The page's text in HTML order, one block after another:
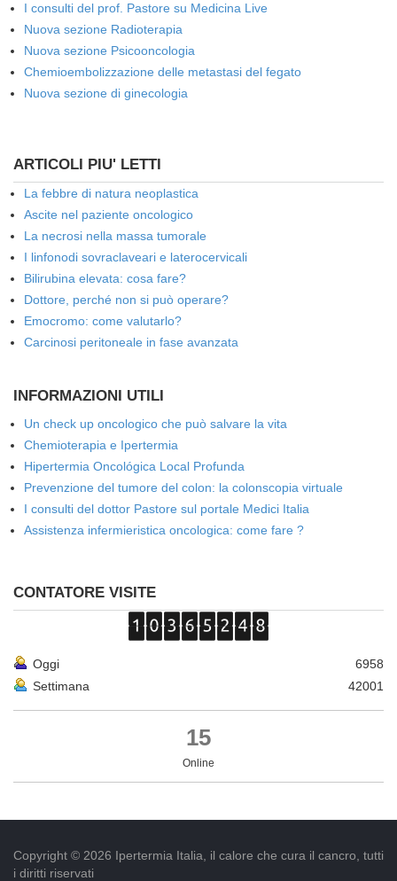
I consulti del prof. Pastore su Medicina Live
Nuova sezione Radioterapia
Nuova sezione Psicooncologia
Chemioembolizzazione delle metastasi del fegato
Nuova sezione di ginecologia
ARTICOLI PIU' LETTI
La febbre di natura neoplastica
Ascite nel paziente oncologico
La necrosi nella massa tumorale
I linfonodi sovraclaveari e laterocervicali
Bilirubina elevata: cosa fare?
Dottore, perché non si può operare?
Emocromo: come valutarlo?
Carcinosi peritoneale in fase avanzata
INFORMAZIONI UTILI
Un check up oncologico che può salvare la vita
Chemioterapia e Ipertermia
Hipertermia Oncológica Local Profunda
Prevenzione del tumore del colon: la colonscopia virtuale
I consulti del dottor Pastore sul portale Medici Italia
Assistenza infermieristica oncologica: come fare ?
CONTATORE VISITE
Oggi
6958
Settimana
42001
15
Online
Copyright © 2026 Ipertermia Italia, il calore che cura il cancro, tutti
i diritti riservati